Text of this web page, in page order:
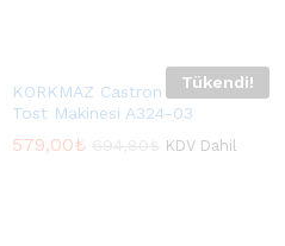
Tükendi!
KORKMAZ Castron Lacivert
Tost Makinesi A324-03
579,00₺ KDV Dahil
579,00₺